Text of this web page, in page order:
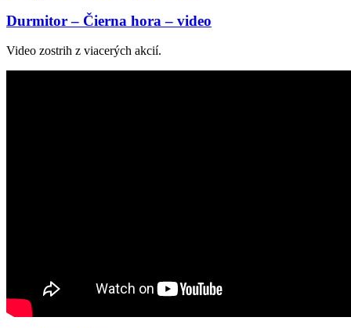
Durmitor – Čierna hora – video
Video zostrih z viacerých akcií.